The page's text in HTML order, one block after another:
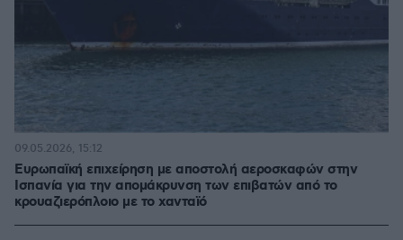
Ευρωπαϊκή επιχείρηση με αποστολή αεροσκαφών στην
Ισπανία για την απομάκρυνση των επιβατών από το
κρουαζιερόπλοιο με το χανταϊό
09.05.2026, 15:12